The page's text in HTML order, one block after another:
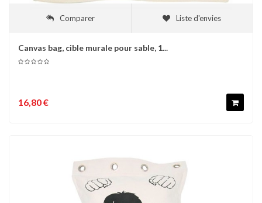
Comparer Liste d'envies
Canvas bag, cible murale pour sable, 1...
16,80 €